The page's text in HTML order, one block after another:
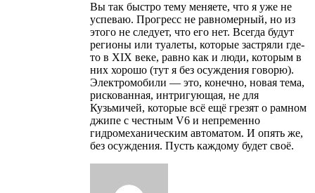
Вы так быстро тему меняете, что я уже не
успеваю. Прогресс не равномерный, но из
этого не следует, что его нет. Всегда будут
регионы или туалеты, которые застряли где-
то в XIX веке, равно как и люди, которым в
них хорошо (тут я без осуждения говорю).
Электромобили — это, конечно, новая тема,
рискованная, интригующая, не для
Кузьмичей, которые всё ещё грезят о рамном
джипе с честным V6 и непременно
гидромеханическим автоматом. И опять же,
без осуждения. Пусть каждому будет своё.